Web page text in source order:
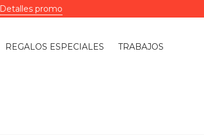
Detalles promo
REGALOS ESPECIALES TRABAJOS